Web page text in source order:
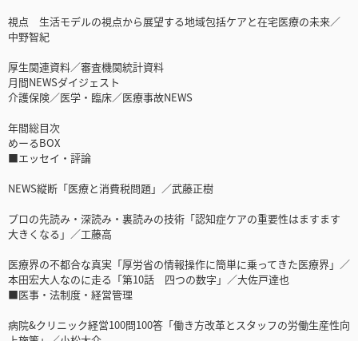
視点 生活モデルの視点から展望する地域包括ケアと在宅医療の未来／
中野智紀
厚生関連資料／審査機関統計資料
月間NEWSダイジェスト
介護保険／医学・臨床／医療事故NEWS
年間総目次
めーるBOX
■エッセイ・評論
NEWS縦断「医療と消費税問題」／武藤正樹
プロの先読み・深読み・裏読みの技術「認知症ケアの重要性はますます
大きくなる」／工藤高
医療界の不都合な真実「厚労省の情報操作に簡単に乗ってきた医療界」／
本田宏大人なのに走る「第10話 四つの数字」／大佐戸達也
■医事・法制度・経営管理
病院&クリニック経営100問100答「働き方改革とスタッフの労働生産性向